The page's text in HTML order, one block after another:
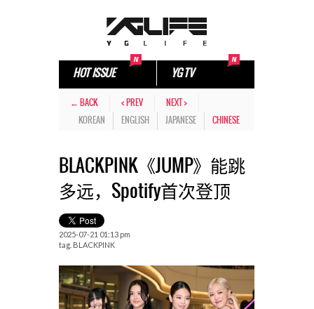
HOT ISSUE YG TV
← BACK < PREV
NEXT >
KOREAN
ENGLISH JAPANESE CHINESE
BLACKPINK《JUMP》能跳
多远，Spotify首次登顶
2025-07-21 01:13 pm
tag. BLACKPINK